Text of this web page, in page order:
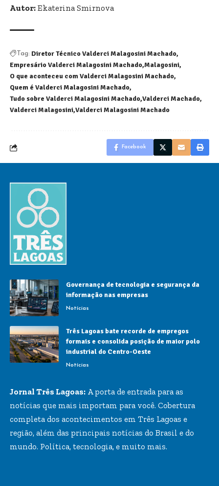
Autor: Ekaterina Smirnova
Tag: Diretor Técnico Valderci Malagosini Machado
Empresário Valderci Malagosini Machado Malagosini
O que aconteceu com Valderci Malagosini Machado
Quem é Valderci Malagosini Machado
Tudo sobre Valderci Malagosini Machado Valderci Machado
Valderci Malagosini Valderci Malagosini Machado
Facebook
Governança de tecnologia e segurança da
informação nas empresas
Notícias
Três Lagoas bate recorde de empregos
formais e consolida posição de maior polo
industrial do Centro-Oeste
Notícias
Jornal Três Lagoas: A porta de entrada para as
notícias que mais importam para você. Cobertura
completa dos acontecimentos em Três Lagoas e
região, além das principais notícias do Brasil e do
mundo. Política, tecnologia, e muito mais.